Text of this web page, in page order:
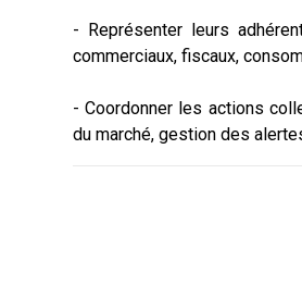
- Représenter leurs
commerciaux, fiscaux,
- Coordonner les actions
du marché, gestion des